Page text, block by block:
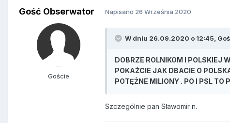
Gość Obserwator
Goście
Napisano 26 Września 2020
W dniu 26.09.2020 o 12:45,
DOBRZE ROLNIKOM I POLSKIEJ
POKAŻCIE JAK DBACIE O
POTĘŻNE MILIONY . PO I PSL
Szczególnie pan Sławomir n.